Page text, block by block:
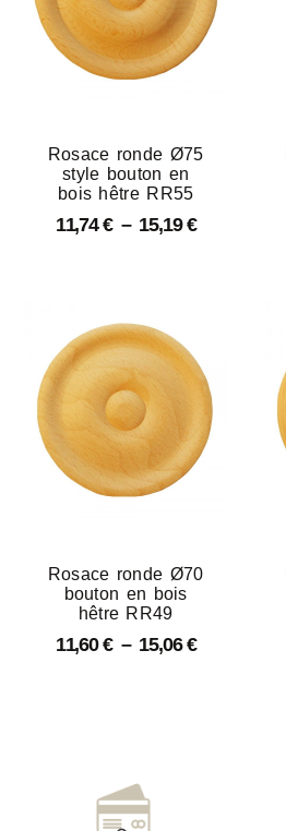
Rosace ronde Ø75
style bouton en
bois hêtre RR55
11,74€ – 15,19€
Rosace ronde Ø70
bouton en bois
hêtre RR49
11,60€ – 15,06€